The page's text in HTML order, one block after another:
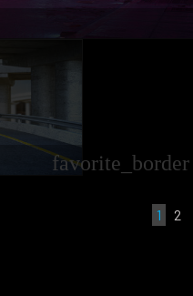
favorite_border
1 2